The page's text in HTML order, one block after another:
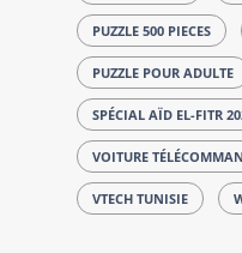
PUZZLE 500 PIECES
PUZZLE POUR ADULTE
SPÉCIAL AÏD EL-FITR
VOITURE
VTECH TUNISIE